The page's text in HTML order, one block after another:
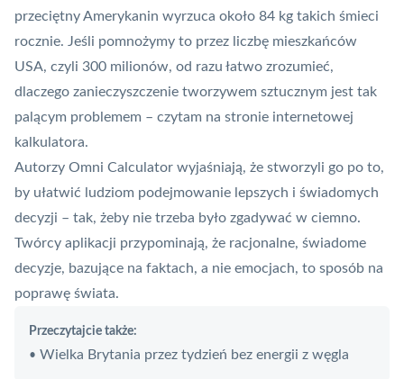
przeciętny Amerykanin wyrzuca około 84 kg takich śmieci
rocznie. Jeśli pomnożymy to przez liczbę mieszkańców
USA, czyli 300 milionów, od razu łatwo zrozumieć,
dlaczego zanieczyszczenie tworzywem sztucznym jest tak
palącym problemem – czytam na stronie internetowej
kalkulatora.
Autorzy Omni Calculator wyjaśniają, że stworzyli go po to,
by ułatwić ludziom podejmowanie lepszych i świadomych
decyzji – tak, żeby nie trzeba było zgadywać w ciemno.
Twórcy aplikacji przypominają, że racjonalne, świadome
decyzje, bazujące na faktach, a nie emocjach, to sposób na
poprawę świata.
Przeczytajcie także:
• Wielka Brytania przez tydzień bez energii z węgla